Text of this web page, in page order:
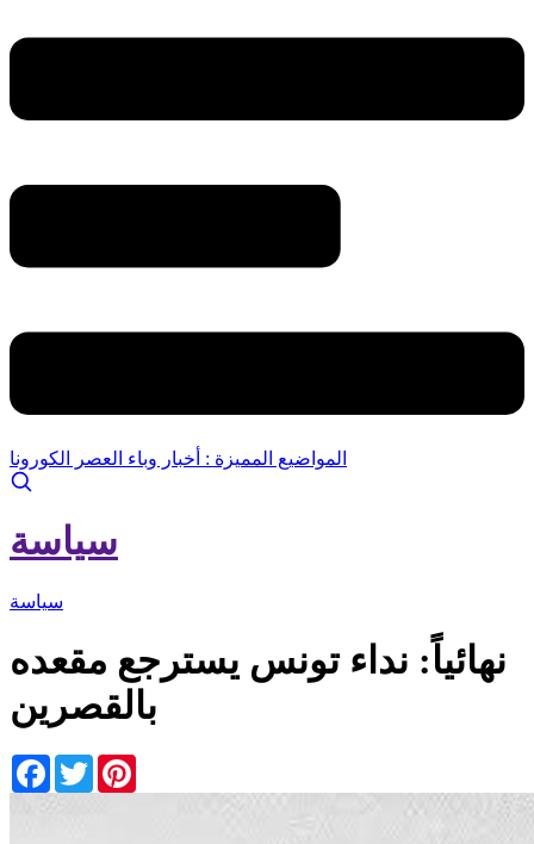
المواضيع المميزة : أخبار وباء العصر الكورونا
سياسة
سياسة
نهائياً: نداء تونس يسترجع مقعده
بالقصرين
Facebook
Twitter